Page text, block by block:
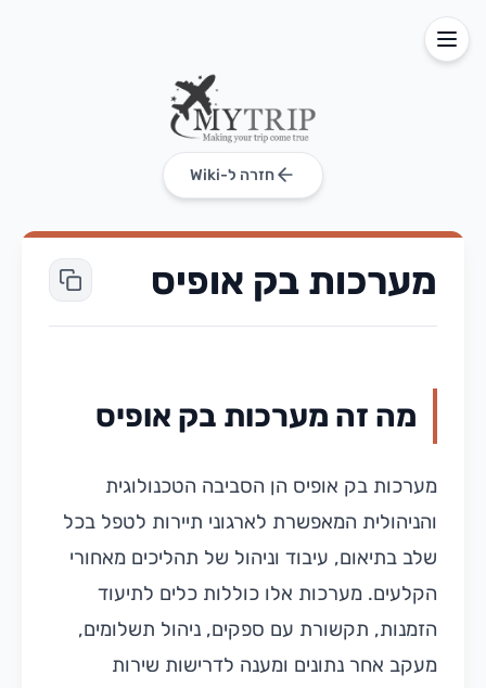
חזרה ל-Wiki
מערכות בק אופיס
מה זה מערכות בק אופיס
מערכות בק אופיס הן הסביבה הטכנולוגית
והניהולית המאפשרת לארגוני תיירות לטפל בכל
שלב בתיאום, עיבוד וניהול של תהליכים מאחורי
הקלעים. מערכות אלו כוללות כלים לתיעוד
הזמנות, תקשורת עם ספקים, ניהול תשלומים,
מעקב אחר נתונים ומענה לדרישות שירות